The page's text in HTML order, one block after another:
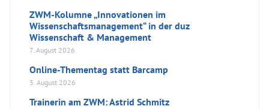
ZWM-Kolumne „Innovationen im
Wissenschaftsmanagement“ in der duz
Wissenschaft & Management
7. August 2026
Online-Thementag statt Barcamp
3. August 2026
Trainerin am ZWM: Astrid Schmitz